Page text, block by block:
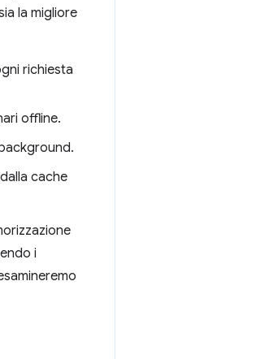
la migliore
richiesta
offline.
cache
i